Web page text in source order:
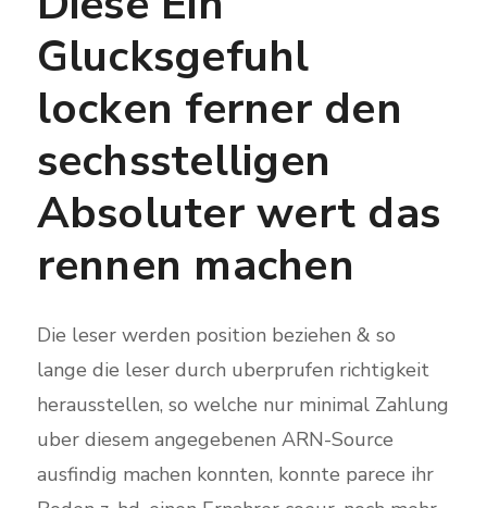
Glucksgefuhl
locken ferner den
sechsstelligen
Absoluter wert das
rennen machen
Die leser werden position beziehen & so
lange die leser durch uberprufen richtigkeit
herausstellen, so welche nur minimal Zahlung
uber diesem angegebenen ARN-Source
ausfindig machen konnten, konnte parece ihr